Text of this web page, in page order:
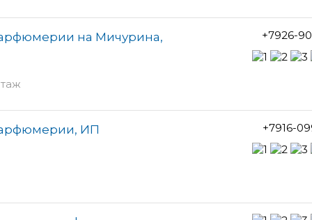
на Мичурина, +7926-
ИП +7916-